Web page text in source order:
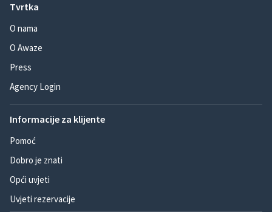
Tvrtka
O nama
O Awaze
Press
Agency Login
Informacije za klijente
Pomoć
Dobro je znati
Opći uvjeti
Uvjeti rezervacije